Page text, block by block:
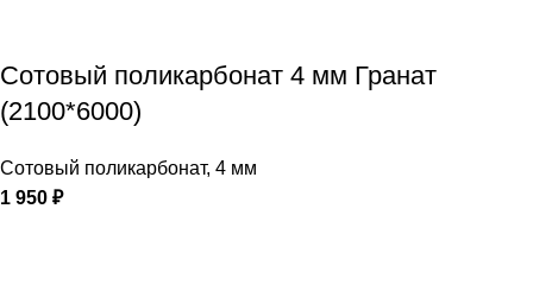
Сотовый поликарбонат 4 мм Гранат
(2100*6000)
Сотовый поликарбонат, 4 мм
1 950 ₽